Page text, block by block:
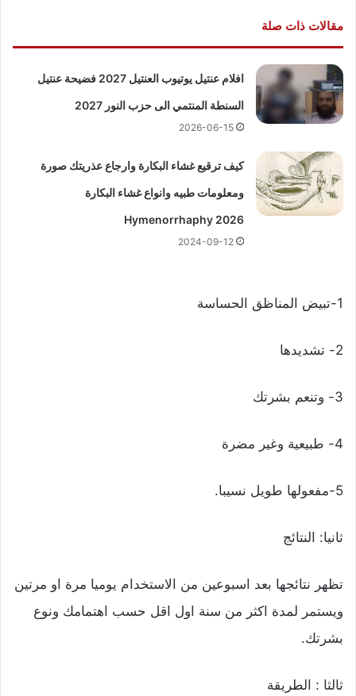
مقالات ذات صلة
افلام عنتيل يوتيوب العنتيل 2027 فضيحة عنتيل
السنطة المنتمي الى حزب النور 2027
2026-06-15
كيف ترقيع غشاء البكارة وارجاع عذريتك صورة
ومعلومات طبيه وانواع غشاء البكارة
Hymenorrhaphy 2026
2024-09-12
1-تبيض المناظق الحساسة
2- تشدیدها
3- وتنعم بشرتك
4- طبيعية وغير مضرة
5-مفعولها طويل نسيبا.
ثانيا: النتائج
تظهر نتائجها بعد اسبوعين من الاستخدام يوميا مرة او مرتين
ويستمر لمدة اكثر من سنة اول اقل حسب اهتمامك ونوع
بشرتك.
ثالثا : الطريقة